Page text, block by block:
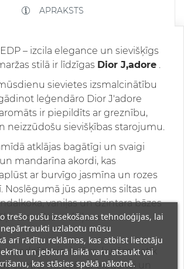
APRAKSTS
– izcila elegance un sievišķīgs
stilā ir līdzīgas Dior J,adore .
sievietes izsmalcinātību
leģendāro Dior J'adore
ir piepildīts ar greznību,
neizzūdošu sievišķības starojumu.
atklājas bagātīgi un svaigi
mandarīna akordi, kas
ar burvīgo jasmīna un rozes
Noslēgumā jūs apņems siltas un
vaniļas un dzintara bāzes
aromātam dziļumu un
paredzēts sievietēm, kurām patīk
centrā, mirdzēt ar eleganci un
trešo pušu izsekošanas tehnoloģijas, lai
uzlabotu mūsu
arī rādītu reklāmas, kas atbilst lietotāju
un jebkurā laikā varu atsaukt vai
kas stāsies spēkā nākotnē.